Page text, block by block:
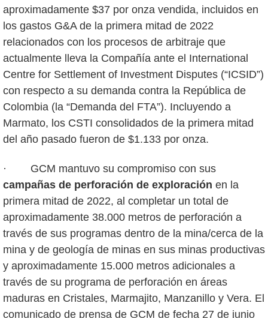
aproximadamente $37 por onza vendida, incluidos en
los gastos G&A de la primera mitad de 2022
relacionados con los procesos de arbitraje que
actualmente lleva la Compañía ante el International
Centre for Settlement of Investment Disputes (“ICSID”)
con respecto a su demanda contra la República de
Colombia (la “Demanda del FTA”). Incluyendo a
Marmato, los CSTI consolidados de la primera mitad
del año pasado fueron de $1.133 por onza.
· GCM mantuvo su compromiso con sus
campañas de perforación de exploración en la
primera mitad de 2022, al completar un total de
aproximadamente 38.000 metros de perforación a
través de sus programas dentro de la mina/cerca de la
mina y de geología de minas en sus minas productivas
y aproximadamente 15.000 metros adicionales a
través de su programa de perforación en áreas
maduras en Cristales, Marmajito, Manzanillo y Vera. El
comunicado de prensa de GCM de fecha 27 de junio